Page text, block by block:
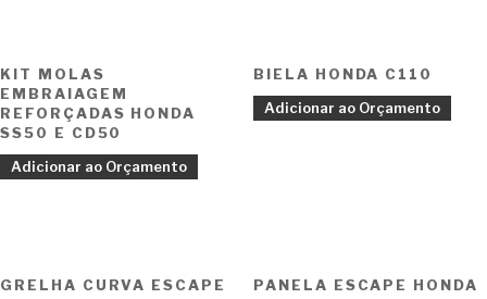
KIT MOLAS
EMBRAIAGEM
REFORÇADAS HONDA
SS50 E CD50
Adicionar ao Orçamento
BIELA HONDA C110
Adicionar ao Orçamento
GRELHA CURVA ESCAPE
PANELA ESCAPE HONDA